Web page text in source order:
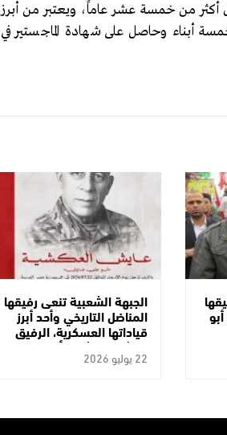
أكثر من خمسة عشر عاماً، ويعتبر من أبرز
أبناء وحاصل على شهادة الماجستير في
الجبهة الشعبية تنعى رفيقها
المناضل التاريخي وأحد أبرز
قياداتها العسكرية، الرفيق
عايش العكشية "أبو علي
عايش"
22 يوليو 2026